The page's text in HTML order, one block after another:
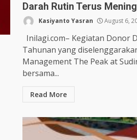
Darah Rutin Terus
Kasiyanto Yasran August 6,
Inilagi.com– Kegiatan Donor
Tahunan yang
Management The Peak at
bersama...
Read More